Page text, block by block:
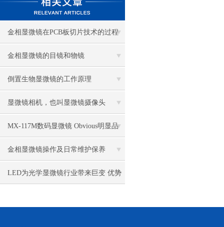
金相显微镜在PCB板切片技术的过程
控制中的作用
金相显微镜的目镜和物镜
倒置生物显微镜的工作原理
显微镜相机，也叫显微镜摄像头
MX-117M数码显微镜 Obvious明显品
牌值得推荐
金相显微镜操作及日常维护保养
LED为光学显微镜行业带来巨变 优势